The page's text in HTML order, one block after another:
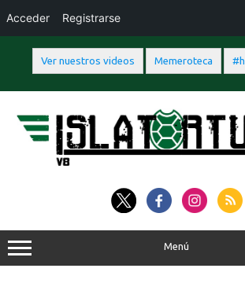
Ver nuestros videos Memeroteca
contenido
Menú
Acceder Registrarse